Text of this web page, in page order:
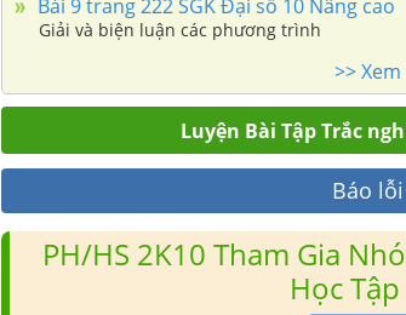
Bài 9 trang 222 SGK Đại số 10 Nâng cao
Giải và biện luận các phương trình
>>
Luyện Bài Tập Trắc
Báo
PH/HS 2K10 Tham Gia
Học